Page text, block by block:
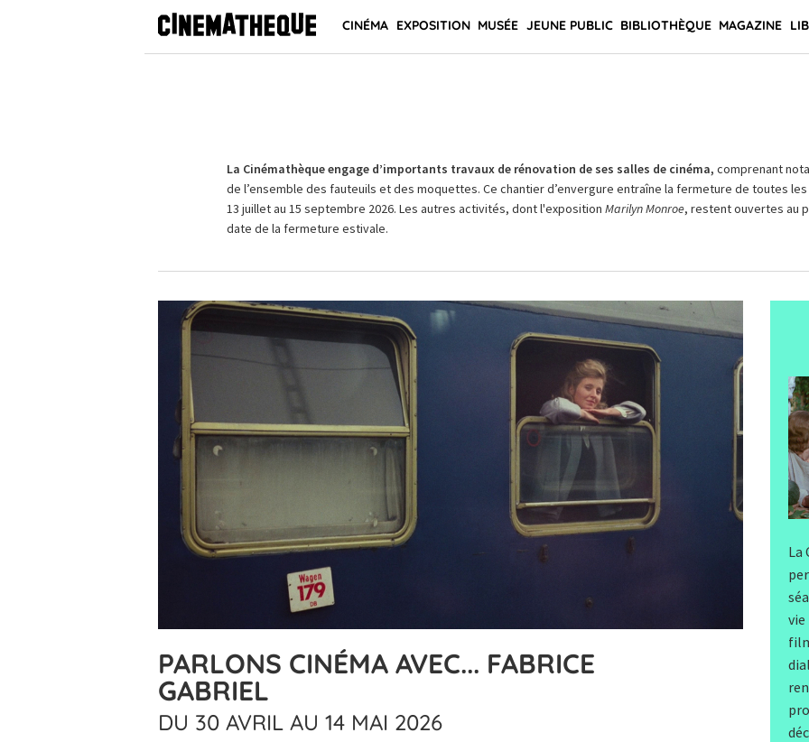
CINÉMA EXPOSITION MUSÉE JEUNE PUBLIC BIBLIOTHÈQUE MAGAZINE
La Cinémathèque engage d’importants travaux de rénovation de ses salles de cinéma, comprenant
de l’ensemble des fauteuils et des moquettes. Ce chantier d’envergure entraîne la fermeture de toutes
13 juillet au 15 septembre 2026. Les autres activités, dont l'exposition Marilyn Monroe, restent ouvertes au
date de la fermeture estivale.
PARLONS CINÉMA AVEC... FABRICE
GABRIEL
DU 30 AVRIL AU 14 MAI 2026
La
vie